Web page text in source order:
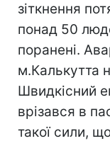
зіткнення
понад 50
поранені.
м.Калькутта
Швидкісний
врізався в
такої сили,